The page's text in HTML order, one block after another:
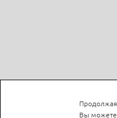
Продолжая
Вы можете